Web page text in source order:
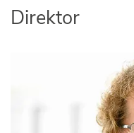
Direktor